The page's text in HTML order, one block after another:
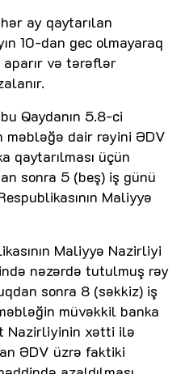
ay qaytarılan
10-dan gec olmayaraq
və tərəflər
Qaydanın 5.8-ci
dair rəyini ƏDV
qaytarılması üçün
sonra 5 (beş) iş günü
Maliyyə
Maliyyə Nazirliyi
nəzərdə tutulmuş rəy
sonra 8 (səkkiz) iş
müvəkkil banka
Nazirliyinin xətti ilə
ƏDV üzrə faktiki